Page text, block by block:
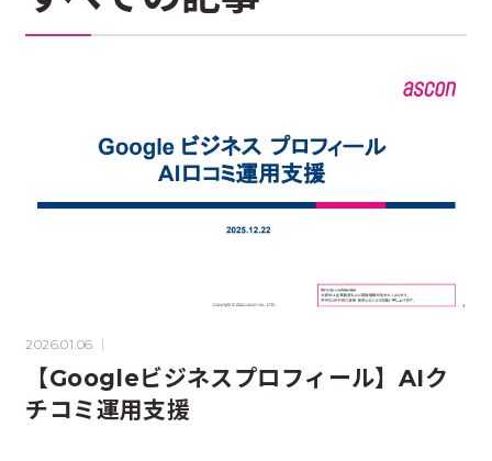
2026.01.06
【Googleビジネスプロフィール】AIク
チコミ運用支援